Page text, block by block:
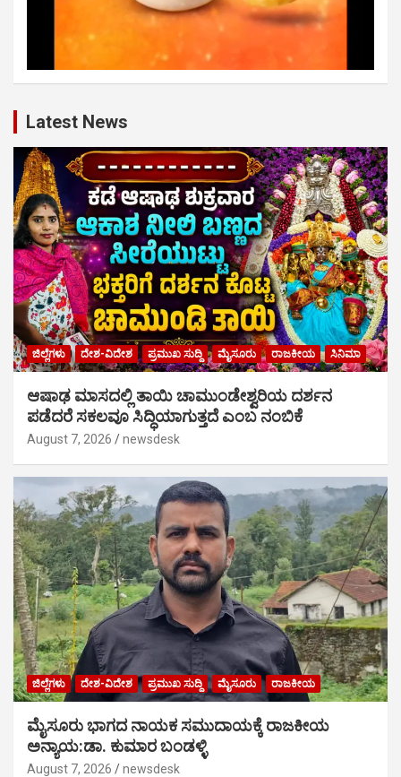
Latest News
ಜಿಲ್ಲೆಗಳು ದೇಶ-ವಿದೇಶ ಪ್ರಮುಖ ಸುದ್ದಿ ಮೈಸೂರು ರಾಜಕೀಯ ಸಿನಿಮಾ
ಆಷಾಢ ಮಾಸದಲ್ಲಿ ತಾಯಿ ಚಾಮುಂಡೇಶ್ವರಿಯ ದರ್ಶನ
ಪಡೆದರೆ ಸಕಲವೂ ಸಿದ್ಧಿಯಾಗುತ್ತದೆ ಎಂಬ ನಂಬಿಕೆ
August 7, 2026 newsdesk
ಜಿಲ್ಲೆಗಳು ದೇಶ-ವಿದೇಶ ಪ್ರಮುಖ ಸುದ್ದಿ ಮೈಸೂರು ರಾಜಕೀಯ
ಮೈಸೂರು ಭಾಗದ ನಾಯಕ ಸಮುದಾಯಕ್ಕೆ ರಾಜಕೀಯ
ಅನ್ಯಾಯ:ಡಾ. ಕುಮಾರ ಬಂಡಳ್ಳಿ
August 7, 2026 newsdesk